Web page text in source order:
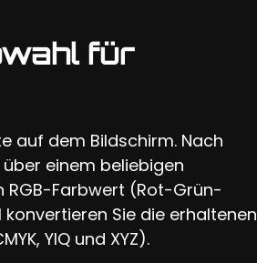
für
auf dem Bildschirm. Nach
einem beliebigen
RGB-Farbwert (Rot-Grün-
Sie die erhaltenen
YIQ und XYZ).